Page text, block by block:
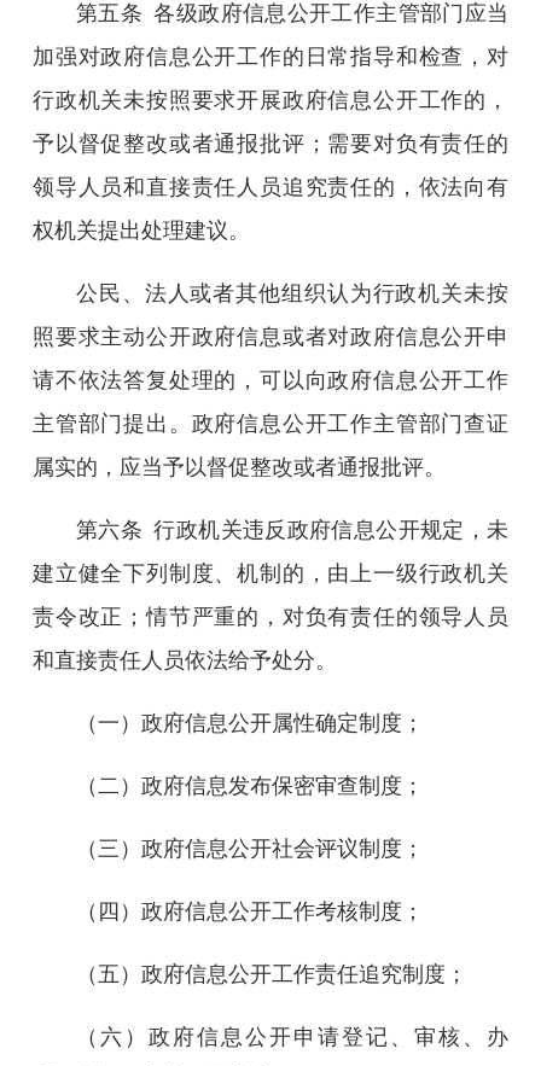
第五条 各级政府信息公开工作主管部门应当
加强对政府信息公开工作的日常指导和检查，对
行政机关未按照要求开展政府信息公开工作的，
予以督促整改或者通报批评；需要对负有责任的
领导人员和直接责任人员追究责任的，依法向有
权机关提出处理建议。
公民、法人或者其他组织认为行政机关未按
照要求主动公开政府信息或者对政府信息公开申
请不依法答复处理的，可以向政府信息公开工作
主管部门提出。政府信息公开工作主管部门查证
属实的，应当予以督促整改或者通报批评。
第六条 行政机关违反政府信息公开规定，未
建立健全下列制度、机制的，由上一级行政机关
责令改正；情节严重的，对负有责任的领导人员
和直接责任人员依法给予处分。
（一）政府信息公开属性确定制度；
（二）政府信息发布保密审查制度；
（三）政府信息公开社会评议制度；
（四）政府信息公开工作考核制度；
（五）政府信息公开工作责任追究制度；
（六）政府信息公开申请登记、审核、办